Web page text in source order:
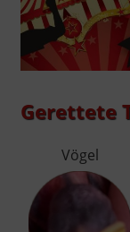
Gerettete
Vögel